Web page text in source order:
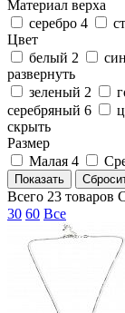
Материал верха
серебро 4
Цвет
белый 2
развернуть
зеленый 2
серебряный 6
скрыть
Размер
Малая 4
Всего 23 товаров
30 60 Все